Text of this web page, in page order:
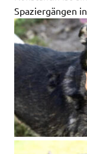
Spaziergängen